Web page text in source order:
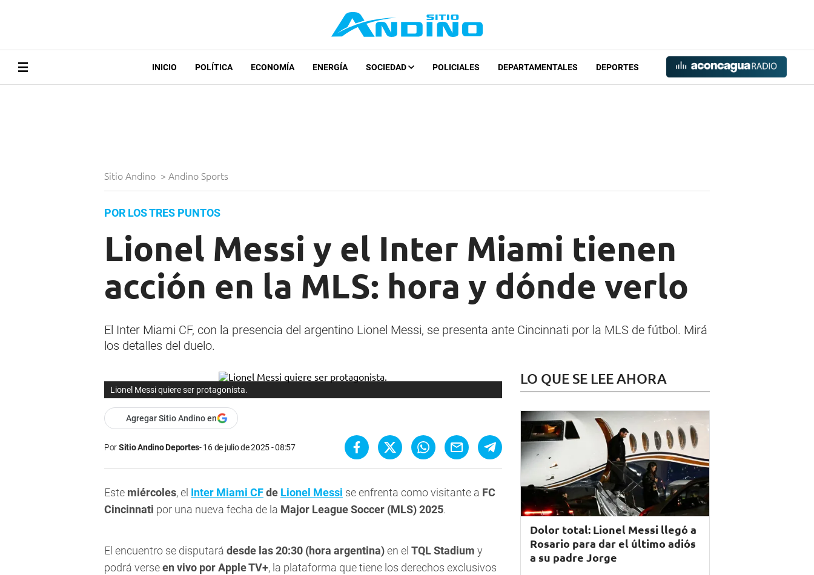
INICIO POLÍTICA ECONOMÍA ENERGÍA SOCIEDAD POLICIALES DEPARTAMENTALES DEPORTES
Sitio Andino > Andino Sports
POR LOS TRES PUNTOS
Lionel Messi y el Inter Miami tienen
acción en la MLS: hora y dónde verlo
El Inter Miami CF, con la presencia del argentino Lionel Messi, se presenta ante Cincinnati por la MLS de fútbol. Mirá
los detalles del duelo.
Lionel Messi quiere ser protagonista.
Agregar Sitio Andino en
PorSitio Andino Deportes 16 de julio de 2025 - 08:57
Este miércoles, el Inter Miami CFde Lionel Messi se enfrenta como visitante a FC
Cincinnati por una nueva fecha de la Major League Soccer (MLS) 2025.
El encuentro se disputará desde las 20:30 (hora argentina)en el TQL Stadium y
podrá verseen vivo por Apple TV+, la plataforma que tiene los derechos exclusivos
LO QUE SE LEE AHORA
Dolor total: Lionel Messi llegó a
Rosario para dar el último adiós
a su padre Jorge